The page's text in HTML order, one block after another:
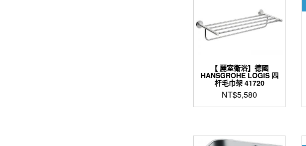
【 麗室衛浴】德國
HANSGROHE LOGIS 四
杆毛巾架 41720
NT$5,580